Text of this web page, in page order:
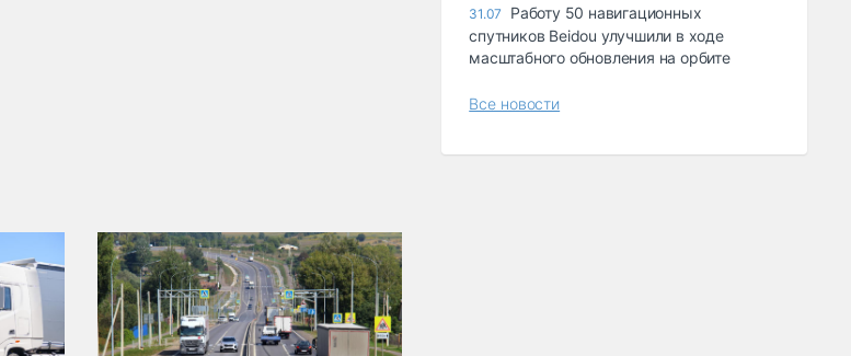
31.07
Работу 50 навигационных
спутников Beidou улучшили в ходе
масштабного обновления на орбите
Все новости